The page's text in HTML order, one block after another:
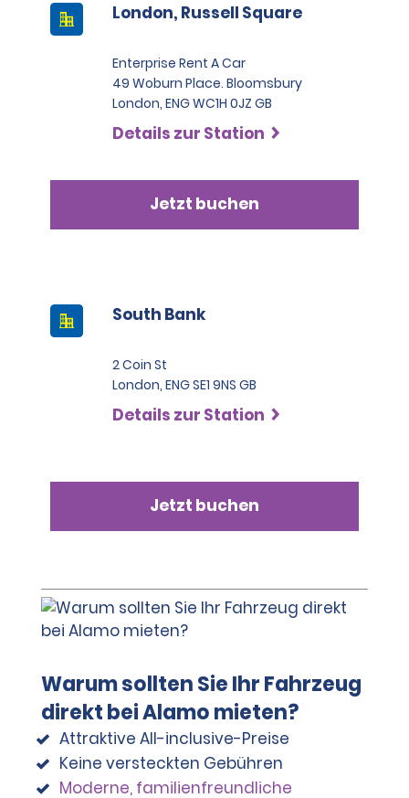
London, Russell Square
Enterprise Rent A Car
49 Woburn Place. Bloomsbury
London, ENG WC1H 0JZ GB
Details zur Station
Jetzt buchen
South Bank
2 Coin St
London, ENG SE1 9NS GB
Details zur Station
Jetzt buchen
Warum sollten Sie Ihr Fahrzeug
direkt bei Alamo mieten?
Attraktive All-inclusive-Preise
Keine versteckten Gebühren
Moderne, familienfreundliche